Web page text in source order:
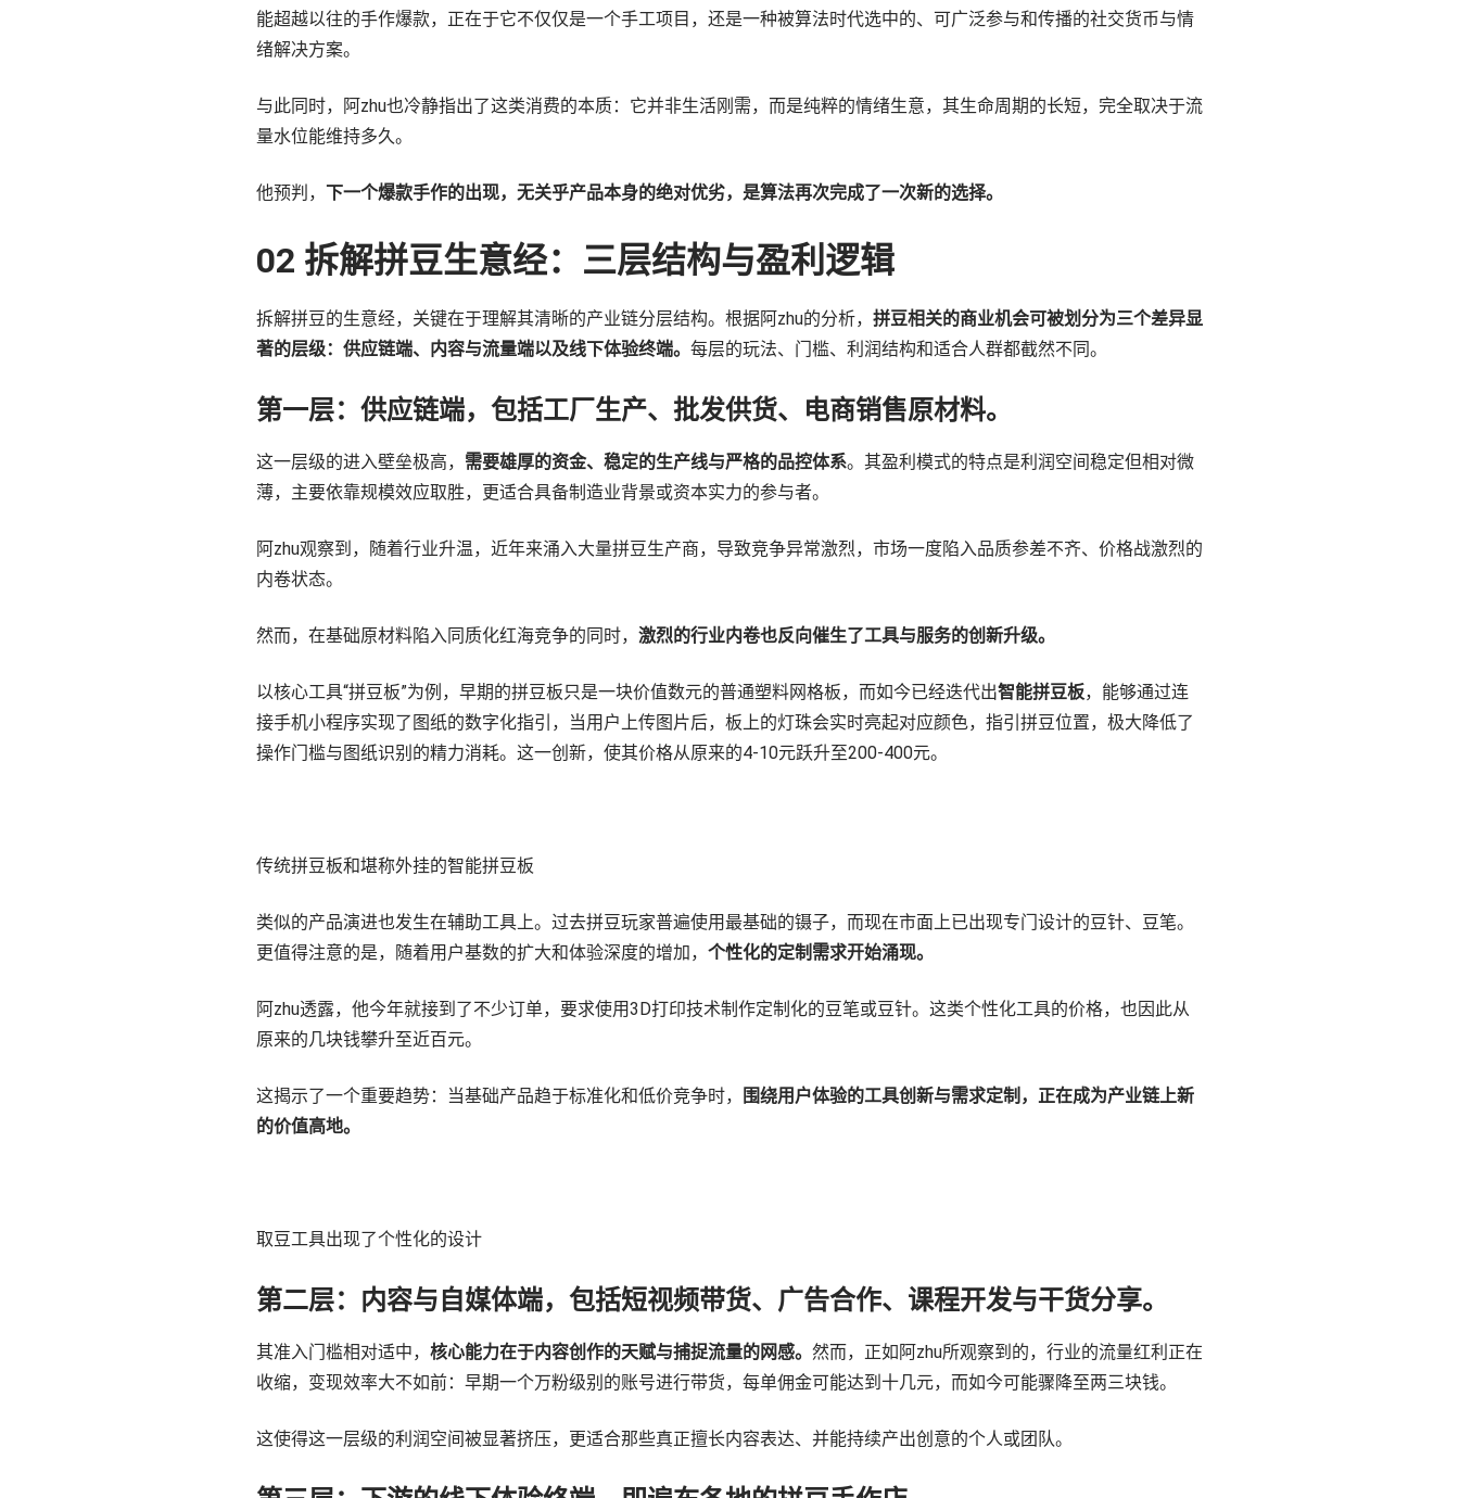
能超越以往的手作爆款，正在于它不仅仅是一个手工项目，还是一种被算法时代选中的、可广泛参与和传播的社交货币与情
绪解决方案。
与此同时，阿zhu也冷静指出了这类消费的本质：它并非生活刚需，而是纯粹的情绪生意，其生命周期的长短，完全取决于流
量水位能维持多久。
他预判， 下一个爆款手作的出现，无关乎产品本身的绝对优劣，是算法再次完成了一次新的选择。
02 拆解拼豆生意经：三层结构与盈利逻辑
拆解拼豆的生意经，关键在于理解其清晰的产业链分层结构。根据阿zhu的分析， 拼豆相关的商业机会可被划分为三个差异显
著的层级：供应链端、内容与流量端以及线下体验终端。 每层的玩法、门槛、利润结构和适合人群都截然不同。
第一层：供应链端，包括工厂生产、批发供货、电商销售原材料。
这一层级的进入壁垒极高， 需要雄厚的资金、稳定的生产线与严格的品控体系。其盈利模式的特点是利润空间稳定但相对微
薄，主要依靠规模效应取胜，更适合具备制造业背景或资本实力的参与者。
阿zhu观察到，随着行业升温，近年来涌入大量拼豆生产商，导致竞争异常激烈，市场一度陷入品质参差不齐、价格战激烈的
内卷状态。
然而，在基础原材料陷入同质化红海竞争的同时， 激烈的行业内卷也反向催生了工具与服务的创新升级。
以核心工具“拼豆板”为例，早期的拼豆板只是一块价值数元的普通塑料网格板，而如今已经迭代出智能拼豆板，能够通过连
接手机小程序实现了图纸的数字化指引，当用户上传图片后，板上的灯珠会实时亮起对应颜色，指引拼豆位置，极大降低了
操作门槛与图纸识别的精力消耗。这一创新，使其价格从原来的4-10元跃升至200-400元。
传统拼豆板和堪称外挂的智能拼豆板
类似的产品演进也发生在辅助工具上。过去拼豆玩家普遍使用最基础的镊子，而现在市面上已出现专门设计的豆针、豆笔。
更值得注意的是，随着用户基数的扩大和体验深度的增加， 个性化的定制需求开始涌现。
阿zhu透露，他今年就接到了不少订单，要求使用3D打印技术制作定制化的豆笔或豆针。这类个性化工具的价格，也因此从
原来的几块钱攀升至近百元。
这揭示了一个重要趋势：当基础产品趋于标准化和低价竞争时，
围绕用户体验的工具创新与需求定制，正在成为产业链上新
的价值高地。
取豆工具出现了个性化的设计
第二层：内容与自媒体端，包括短视频带货、广告合作、课程开发与干货分享。
其准入门槛相对适中， 核心能力在于内容创作的天赋与捕捉流量的网感。 然而，正如阿zhu所观察到的，行业的流量红利正在
收缩，变现效率大不如前：早期一个万粉级别的账号进行带货，每单佣金可能达到十几元，而如今可能骤降至两三块钱。
这使得这一层级的利润空间被显著挤压，更适合那些真正擅长内容表达、并能持续产出创意的个人或团队。